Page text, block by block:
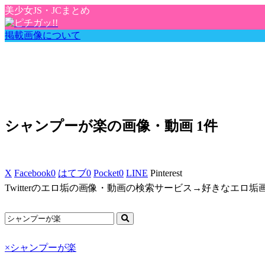
美少女JS・JCまとめ
掲載画像について
シャンプーが楽の画像・動画 1件
X Facebook0 はてブ0 Pocket0 LINE Pinterest
Twitterのエロ垢の画像・動画の検索サービス→好きなエロ垢
×シャンプーが楽